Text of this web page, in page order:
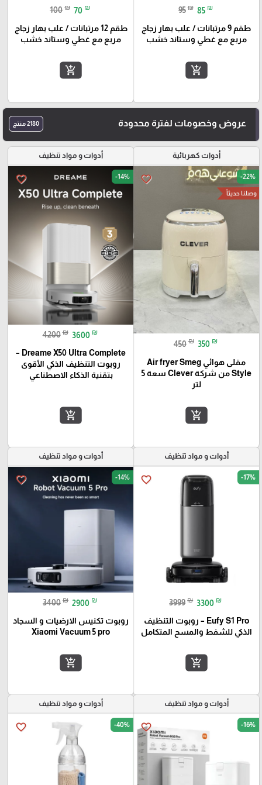
95 ₪ 85 ₪
طقم 9 مرتبانات / علب بهار زجاج
مربع مع غطي وستاند خشب
add_shopping_cart
100 ₪ 70 ₪
طقم 12 مرتبانات / علب بهار زجاج
مربع مع غطي وستاند خشب
add_shopping_cart
عروض وخصومات لفترة محدودة 2180 منتج
أدوات كهربائية
favorite_border -22%
وصلنا حديثاً
450 ₪ 350 ₪
مقلى هوائي Air fryer Smeg
Style من شركة Clever سعة 5
لتر
add_shopping_cart
أدوات و مواد تنظيف
favorite_border -14%
4200 ₪ 3600 ₪
Dreame X50 Ultra Complete –
روبوت التنظيف الذكي الأقوى
بتقنية الذكاء الاصطناعي
add_shopping_cart
أدوات و مواد تنظيف
favorite_border -17%
3999 ₪ 3300 ₪
Eufy S1 Pro – روبوت التنظيف
الذكي للشفط والمسح المتكامل
add_shopping_cart
أدوات و مواد تنظيف
favorite_border -14%
3400 ₪ 2900 ₪
روبوت تكنيس الارضيات و السجاد
Xiaomi Vacuum 5 pro
add_shopping_cart
أدوات و مواد تنظيف
favorite_border -16%
أدوات و مواد تنظيف
favorite_border -40%